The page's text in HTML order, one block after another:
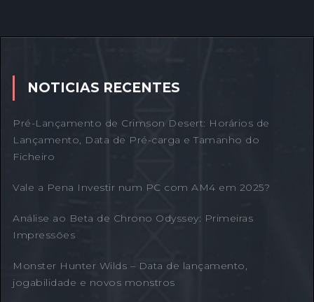
NOTICIAS RECENTES
Pré-Lançamento de Crimson Desert: Horários de
Lançamento, Data de Pré-carga e Tamanho do
Ficheiro
Vale a Pena Investir num PC com AM4 em 2025?
Análise ao Beta de Chrono Odyssey: Primeiras
Impressões
Monster Hunter Wilds – Data de lançamento,
jogabilidade e novos monstros